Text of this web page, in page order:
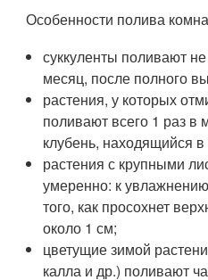
Особенности полива
суккуленты поливают
месяц, после полного
растения, у которых
поливают всего 1 раз в
клубень, находящийся
растения с крупными
умеренно: к
того, как просохнет
около 1 см;
цветущие зимой
калла и др.) поливают